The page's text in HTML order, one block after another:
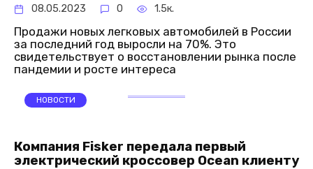
08.05.2023 0 1.5к.
Продажи новых легковых автомобилей в России
за последний год выросли на 70%. Это
свидетельствует о восстановлении рынка после
пандемии и росте интереса
НОВОСТИ
Компания Fisker передала первый
электрический кроссовер Ocean клиенту